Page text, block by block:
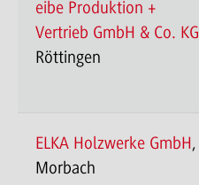
eibe Produktion +
Vertrieb GmbH & Co. KG
Röttingen
ELKA Holzwerke GmbH,
Morbach